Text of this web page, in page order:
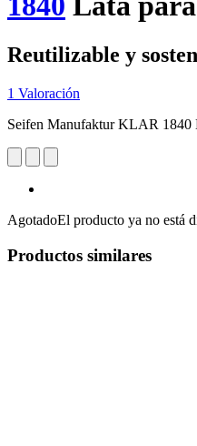
Reutilizable y
1 Valoración
Seifen Manufaktur KLAR 1840
AgotadoEl producto ya no está
Productos similares